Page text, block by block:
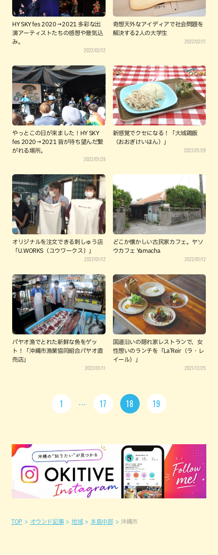
HY SKY fes 2020→2021 多彩な出
演アーティストたちの感想や意気込
み。
2022/02/12
奇想天外なアイディアで社会問題を
解決する2人の大学生
2022/02/11
やっとこの日が来ました！HY SKY
fes 2020→2021 皆が待ち望んだ繋
がれる場所。
2022/01/29
新感覚でクセになる！「大城鶏飯
（おおぎけいはん）」
2022/01/28
オリジナルを注文できる刺しゅう店
「U.WORKS（ユウワークス）」
2022/01/12
どこか懐かしい古民家カフェ。ヤソ
ウカフェ Yamacha
2022/01/12
パヤオ漁でとれた新鮮な魚をゲッ
ト！「沖縄市漁業協同組合パヤオ直
売店」
2022/01/11
国道沿いの隠れ家レストランで、女
性想いのランチを「La’Reir（ラ・レ
イール）」
2021/12/25
1 17 18 19
TOP オウンド記事 地域 本島中部 沖縄市